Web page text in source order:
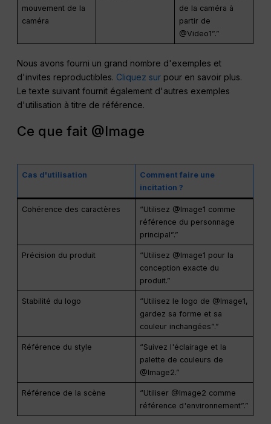
mouvement de la
caméra
de la caméra à
partir de
@Video1”.”
Nous avons fourni un grand nombre d'exemples et
d'invites reproductibles. Cliquez sur pour en savoir plus.
Le texte suivant fournit également d'autres exemples
d'utilisation à titre de référence.
Ce que fait @Image
Cas d'utilisation
Comment faire une
incitation ?
Cohérence des caractères
“Utilisez @Image1 comme
référence du personnage
principal”.”
Précision du produit
“Utilisez @Image1 pour la
conception exacte du
produit.”
Stabilité du logo
“Utilisez le logo de @Image1,
gardez sa forme et sa
couleur inchangées”.”
Référence du style
“Suivez l'éclairage et la
palette de couleurs de
@Image2.”
Référence de la scène
“Utiliser @Image2 comme
référence d'environnement”.”